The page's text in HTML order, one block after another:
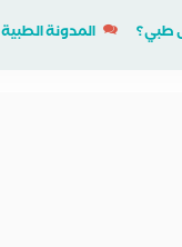
طبي؟ المدونة الطبية